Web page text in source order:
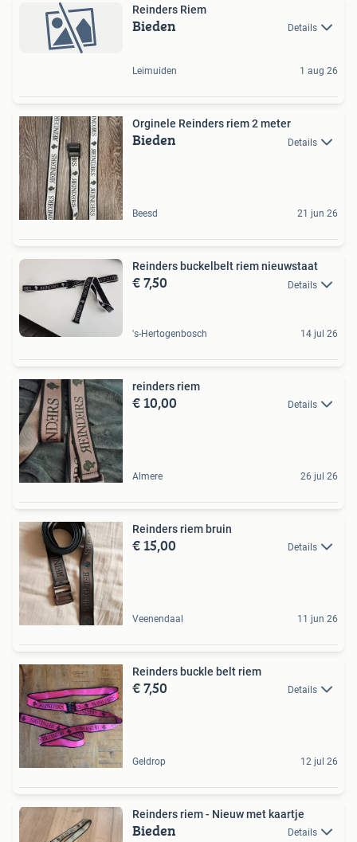
Reinders Riem
Bieden Details
Leimuiden 1 aug 26
Orginele Reinders riem 2 meter
Bieden Details
Beesd 21 jun 26
Reinders buckelbelt riem nieuwstaat
€ 7,50 Details
's-Hertogenbosch 14 jul 26
reinders riem
€ 10,00 Details
Almere 26 jul 26
Reinders riem bruin
€ 15,00 Details
Veenendaal 11 jun 26
Reinders buckle belt riem
€ 7,50 Details
Geldrop 12 jul 26
Reinders riem - Nieuw met kaartje
Bieden Details